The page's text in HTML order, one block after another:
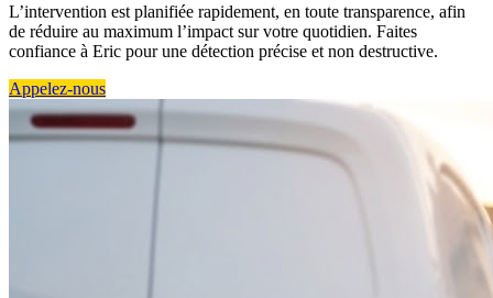
L’intervention est planifiée rapidement, en toute transparence, afin
de réduire au maximum l’impact sur votre quotidien. Faites
confiance à Eric pour une détection précise et non destructive.
Appelez-nous